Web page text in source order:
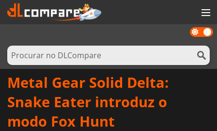
GAME CARDS
SOFTWARE
Dark
mode
Metal Gear Solid Delta:
Snake Eater introduz o
modo Fox Hunt